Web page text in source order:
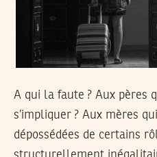
A qui la faute ? Aux pères
s’impliquer ? Aux mères
dépossédées de certains